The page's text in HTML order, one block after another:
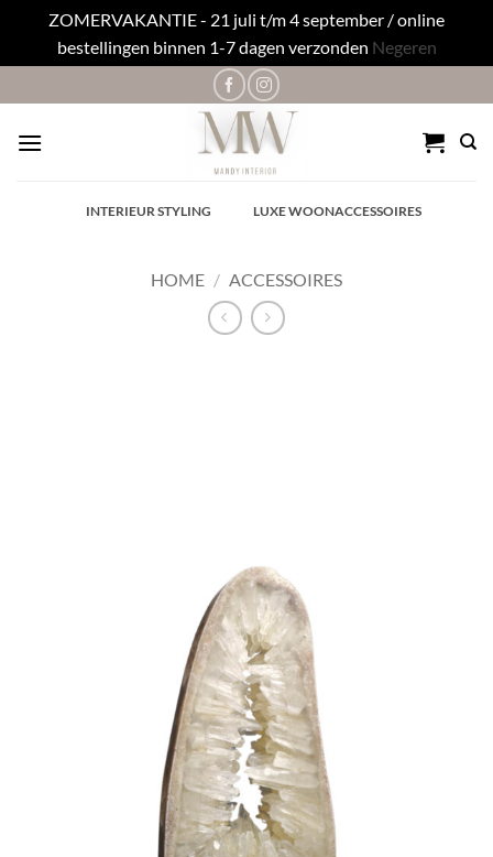
ZOMERVAKANTIE - 21 juli t/m 4 september / online
bestellingen binnen 1-7 dagen verzonden Negeren
naar
inhoud
INTERIEUR STYLING LUXE WOONACCESSOIRES
HOME / ACCESSOIRES